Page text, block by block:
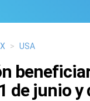
> USA
de junio